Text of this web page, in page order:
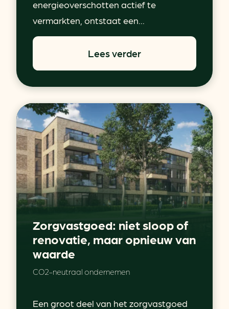
energieoverschotten actief te
vermarkten, ontstaat een...
Lees verder
Zorgvastgoed: niet sloop of
renovatie, maar opnieuw van
waarde
CO2-neutraal ondernemen
Een groot deel van het zorgvastgoed